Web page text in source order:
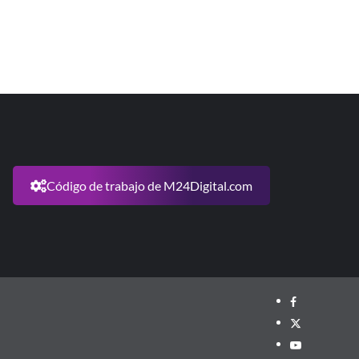
Código de trabajo de M24Digital.com